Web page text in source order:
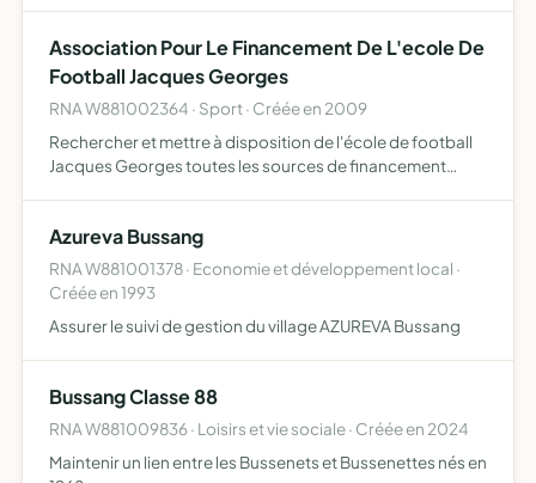
Association Pour Le Financement De L'ecole De
Football Jacques Georges
RNA W881002364 · Sport · Créée en 2009
Rechercher et mettre à disposition de l'école de football
Jacques Georges toutes les sources de financement
po…
Azureva Bussang
RNA W881001378 · Economie et développement local ·
Créée en 1993
Assurer le suivi de gestion du village AZUREVA Bussang
Bussang Classe 88
RNA W881009836 · Loisirs et vie sociale · Créée en 2024
Maintenir un lien entre les Bussenets et Bussenettes nés en